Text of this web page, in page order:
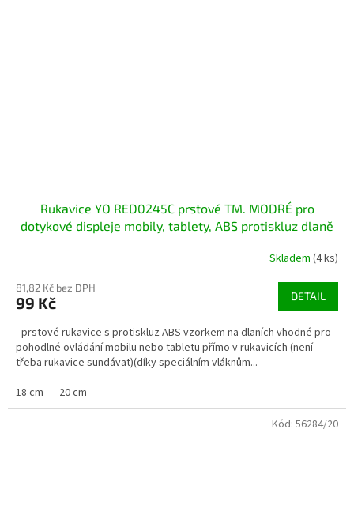
Rukavice YO RED0245C prstové TM. MODRÉ pro
dotykové displeje mobily, tablety, ABS protiskluz dlaně
Skladem (4 ks)
81,82 Kč bez DPH
99 Kč DETAIL
- prstové rukavice s protiskluz ABS vzorkem na dlaních vhodné pro
pohodlné ovládání mobilu nebo tabletu přímo v rukavicích (není
třeba rukavice sundávat)(díky speciálním vláknům...
18 cm
20 cm
Kód: 56284/20